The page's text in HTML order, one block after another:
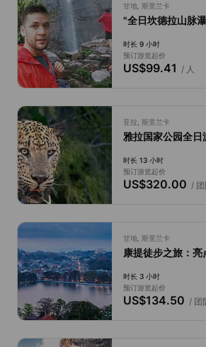
甘地, 斯里兰卡
"全日坎德拉山脉
时长 9 小时
预订游览起价
US$99.41 / 人
亚拉, 斯里兰卡
雅拉国家公园全日
时长 13 小时
预订游览起价
US$320.00 / 团
甘地, 斯里兰卡
康提徒步之旅：
时长 3 小时
预订游览起价
US$134.50 / 团